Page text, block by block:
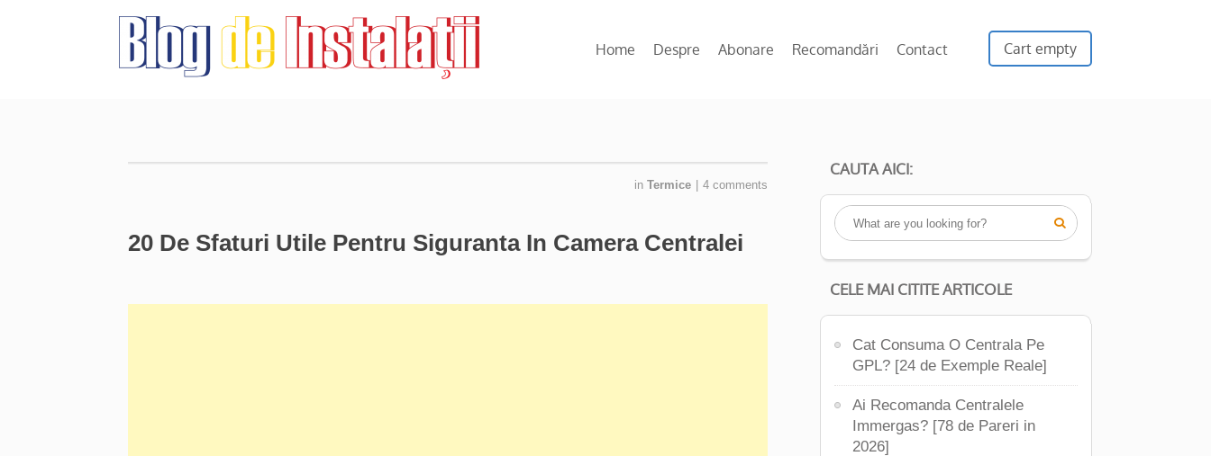
Cart empty
Home Despre Abonare Recomandări Contact
in Termice 4 comments
20 De Sfaturi Utile Pentru Siguranta In Camera Centralei
CAUTA AICI:

CELE MAI CITITE ARTICOLE
Cat Consuma O Centrala Pe
GPL? [24 de Exemple Reale]
Ai Recomanda Centralele
Immergas? [78 de Pareri in
2026]